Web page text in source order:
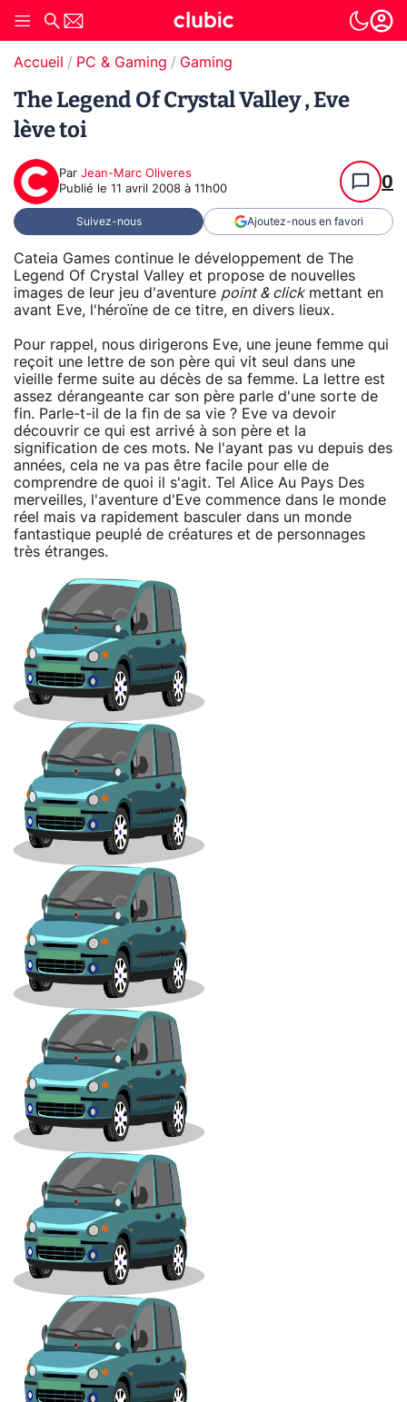
Accueil PC & Gaming Gaming
The Legend Of Crystal Valley , Eve
lève toi
Par Jean-Marc Oliveres
Publié le 11 avril 2008 à 11h00 0
Suivez-nous Ajoutez-nous en favori
Cateia Games continue le développement de The
Legend Of Crystal Valley et propose de nouvelles
images de leur jeu d'aventure point & clickmettant en
avant Eve, l'héroïne de ce titre, en divers lieux.
Pour rappel, nous dirigerons Eve, une jeune femme qui
reçoit une lettre de son père qui vit seul dans une
vieille ferme suite au décès de sa femme. La lettre est
assez dérangeante car son père parle d'une sorte de
fin. Parle-t-il de la fin de sa vie ? Eve va devoir
découvrir ce qui est arrivé à son père et la
signification de ces mots. Ne l'ayant pas vu depuis des
années, cela ne va pas être facile pour elle de
comprendre de quoi il s'agit. Tel Alice Au Pays Des
merveilles, l'aventure d'Eve commence dans le monde
réel mais va rapidement basculer dans un monde
fantastique peuplé de créatures et de personnages
très étranges.